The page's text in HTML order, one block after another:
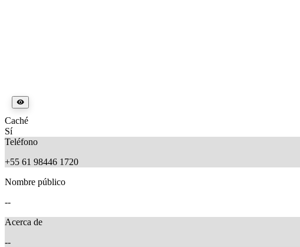
Caché
Sí
Teléfono
+55 61 98446 1720
Nombre público
--
Acerca de
--